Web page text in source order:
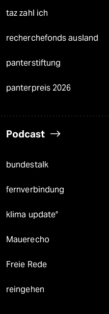
taz zahl ich
recherchefonds ausland
panterstiftung
panterpreis 2026
Podcast
bundestalk
fernverbindung
klima update°
Mauerecho
Freie Rede
reingehen